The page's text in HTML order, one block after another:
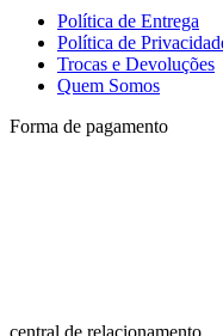
Política de Entrega
Política de
Trocas e Devoluções
Quem Somos
Forma de pagamento
central de relacionamento